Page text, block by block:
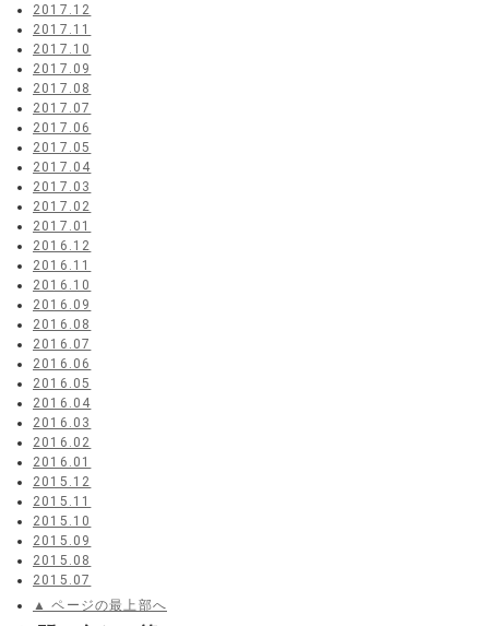
2017.12
2017.11
2017.10
2017.09
2017.08
2017.07
2017.06
2017.05
2017.04
2017.03
2017.02
2017.01
2016.12
2016.11
2016.10
2016.09
2016.08
2016.07
2016.06
2016.05
2016.04
2016.03
2016.02
2016.01
2015.12
2015.11
2015.10
2015.09
2015.08
2015.07
▲ ページの最上部へ